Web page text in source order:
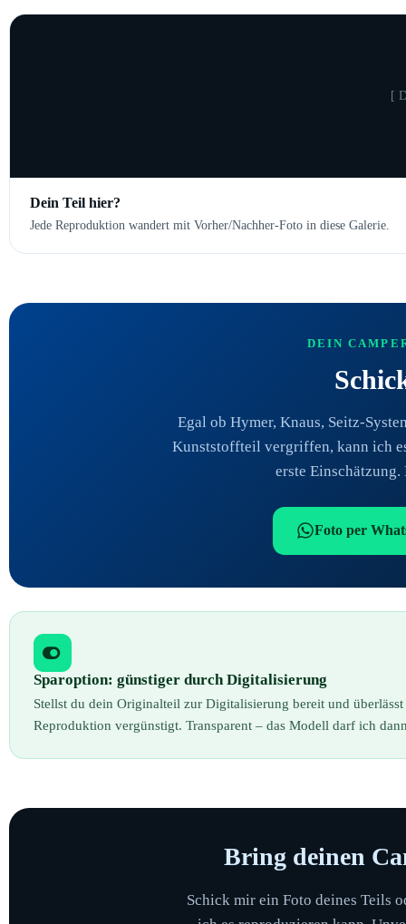
[
Dein Teil hier?
Jede Reproduktion wandert mit Vorher/Nachher-Foto in diese Galerie.
DEIN
Egal ob Hymer, Knaus, Seitz-
Kunststoffteil vergriffen, kann ich
erste
Foto per
Sparoption: günstiger durch Digitalisierung
Stellst du dein Originalteil zur Digitalisierung bereit und
Reproduktion vergünstigt. Transparent – das Modell darf ich
Bring deinen
Schick mir ein Foto deines Teils